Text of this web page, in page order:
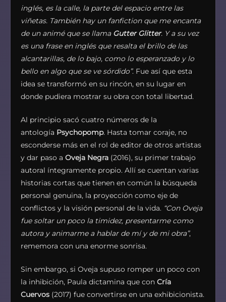
inglés, es la calle, la parte del espacio entre las
viñetas. También hay un fanfiction que me encanta
de un animé que se llama Gutter Glitter. Y a su vez
es una frase en inglés que resalta el brillo de las
alcantarillas, de lo bajo, como lo esperanzado y lo
bello en algo que se ve sórdido”. Fue así que esta
idea se transformó en su rincón, en su lugar en
donde pudiera mostrar su obra con total libertad.
Al principio sacó cuatro números de la
antología Psychopomp. Hasta tomar coraje, no
esconderse más en el rol de editor de otros artistas
y dar paso a Oveja Negra (2016), su primer trabajo
autoral íntegramente propio. Allí se cuentan varias
historias cortas que tienen en común la búsqueda
personal genuina, la proyección como eje de
conflictos y la visión personal de la vida. “Con Oveja
fue soltar un poco la timidez, presentarme como
autora y animarme a hablar de mí y de mi obra”,
rememora con una enorme sonrisa.
Sin embargo, si Oveja supuso romper un poco con
la inhibición, Paula dictamina que con Cría
Cuervos (2017) fue convertirse en una exhibicionista.